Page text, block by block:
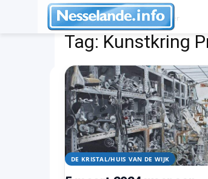
Tags Kunstkring Prins Alexander
Tag: Kunstkring
DE KRISTAL/HUIS VAN DE WIJK